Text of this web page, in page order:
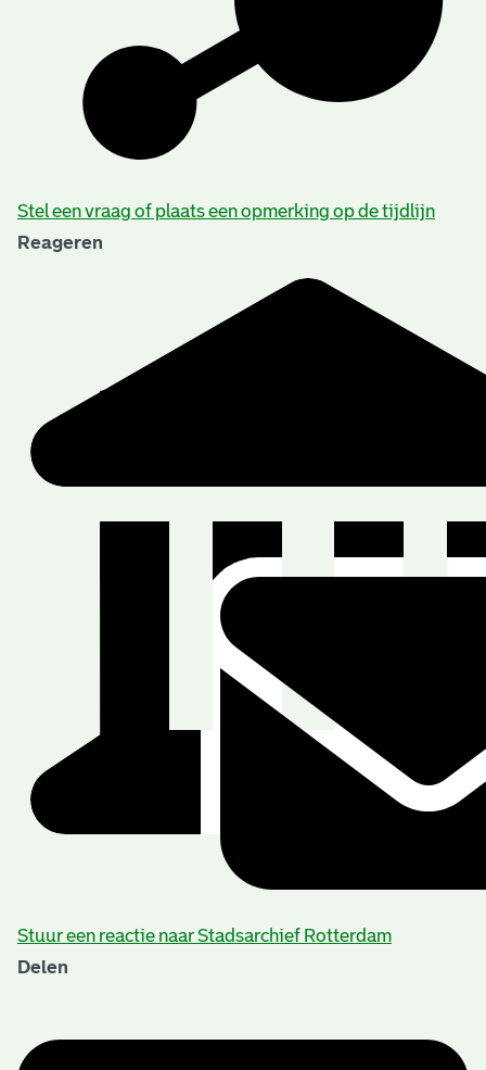
Beschrijving van de series en archiefbestanddelen
Stel een vraag of plaats een opmerking op de tijdlijn
Reageren
Stuur een reactie naar Stadsarchief Rotterdam
Delen